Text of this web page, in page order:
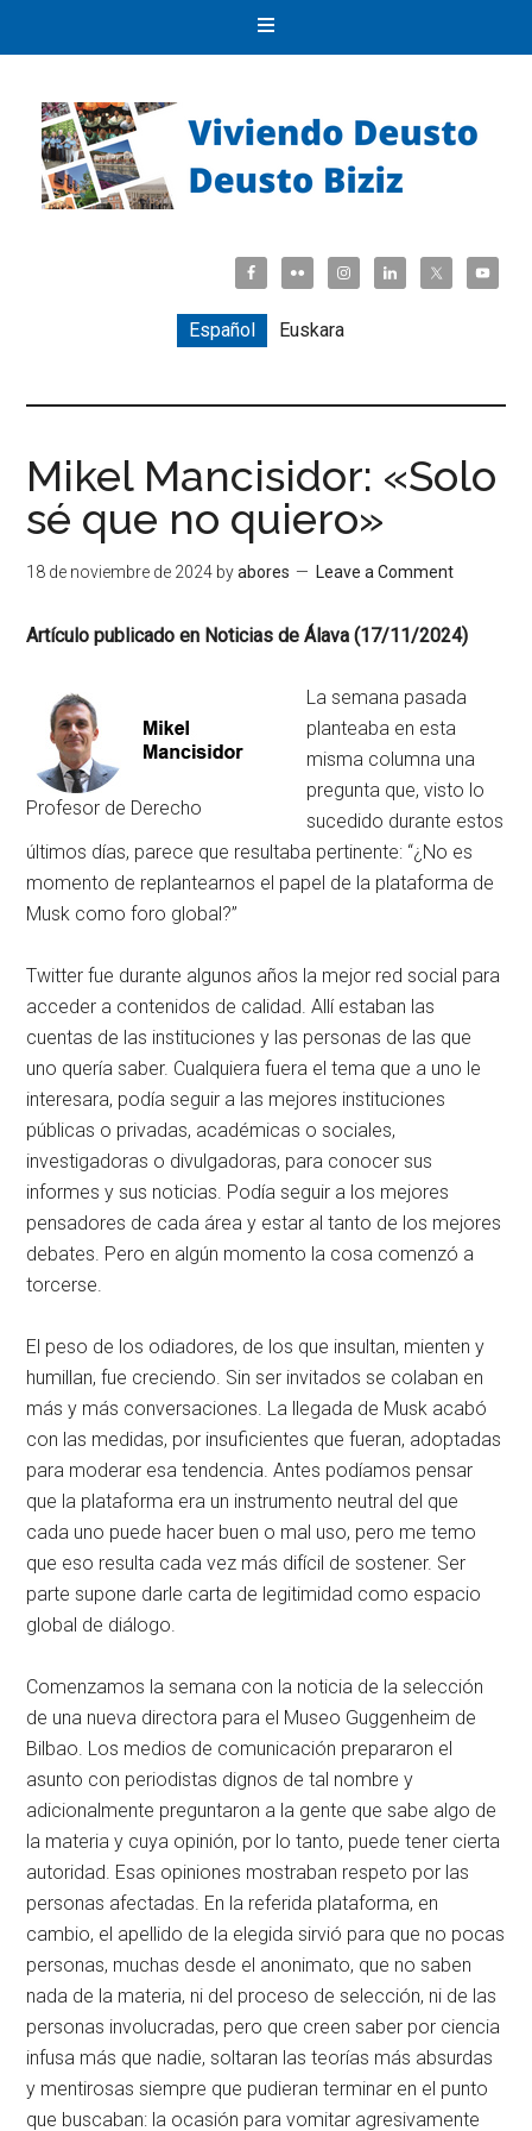
Español Euskara
Mikel Mancisidor: «Solo
sé que no quiero»
18 de noviembre de 2024 byabores Leave a Comment
Artículo publicado en Noticias de Álava (17/11/2024)
Profesor de Derecho
La semana pasada
planteaba en esta
misma columna una
pregunta que, visto lo
sucedido durante estos
últimos días, parece que resultaba pertinente: “¿No es
momento de replantearnos el papel de la plataforma de
Musk como foro global?”
Twitter fue durante algunos años la mejor red social para
acceder a contenidos de calidad. Allí estaban las
cuentas de las instituciones y las personas de las que
uno quería saber. Cualquiera fuera el tema que a uno le
interesara, podía seguir a las mejores instituciones
públicas o privadas, académicas o sociales,
investigadoras o divulgadoras, para conocer sus
informes y sus noticias. Podía seguir a los mejores
pensadores de cada área y estar al tanto de los mejores
debates. Pero en algún momento la cosa comenzó a
torcerse.
El peso de los odiadores, de los que insultan, mienten y
humillan, fue creciendo. Sin ser invitados se colaban en
más y más conversaciones. La llegada de Musk acabó
con las medidas, por insuficientes que fueran, adoptadas
para moderar esa tendencia. Antes podíamos pensar
que la plataforma era un instrumento neutral del que
cada uno puede hacer buen o mal uso, pero me temo
que eso resulta cada vez más difícil de sostener. Ser
parte supone darle carta de legitimidad como espacio
global de diálogo.
Comenzamos la semana con la noticia de la selección
de una nueva directora para el Museo Guggenheim de
Bilbao. Los medios de comunicación prepararon el
asunto con periodistas dignos de tal nombre y
adicionalmente preguntaron a la gente que sabe algo de
la materia y cuya opinión, por lo tanto, puede tener cierta
autoridad. Esas opiniones mostraban respeto por las
personas afectadas. En la referida plataforma, en
cambio, el apellido de la elegida sirvió para que no pocas
personas, muchas desde el anonimato, que no saben
nada de la materia, ni del proceso de selección, ni de las
personas involucradas, pero que creen saber por ciencia
infusa más que nadie, soltaran las teorías más absurdas
y mentirosas siempre que pudieran terminar en el punto
que buscaban: la ocasión para vomitar agresivamente